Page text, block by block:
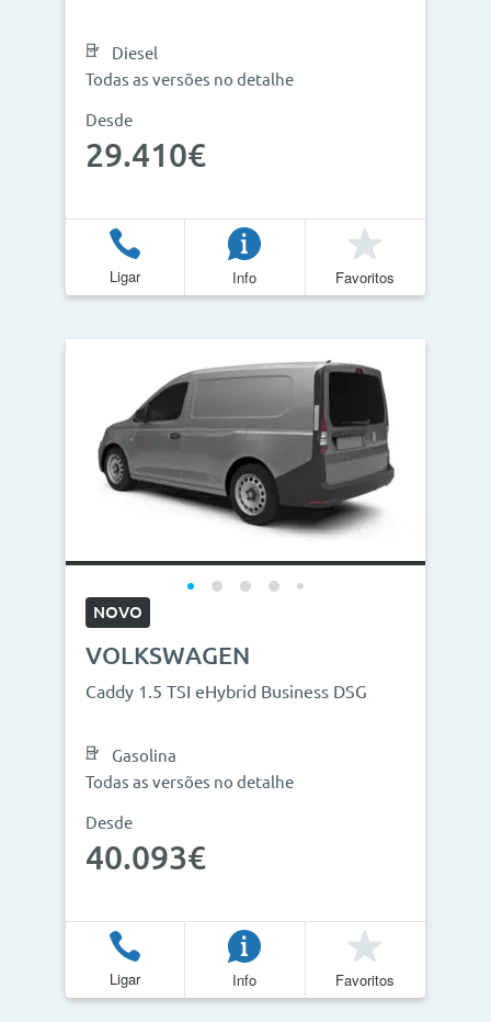
Diesel
Todas as versões no detalhe
Desde
29.410€
Ligar Info Favoritos
NOVO
VOLKSWAGEN
Caddy 1.5 TSI eHybrid Business DSG
Gasolina
Todas as versões no detalhe
Desde
40.093€
Ligar Info Favoritos